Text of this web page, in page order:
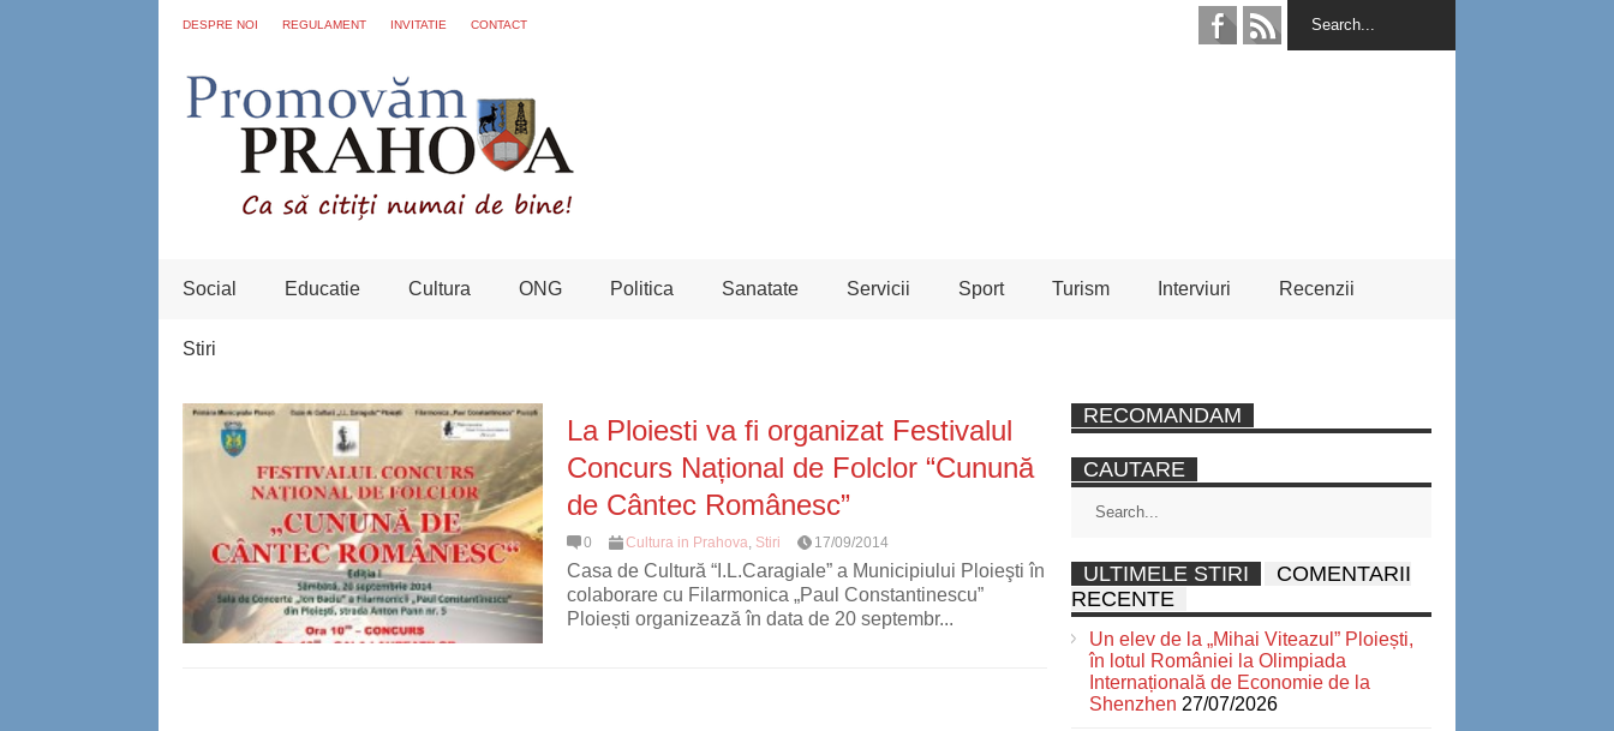
DESPRE NOI REGULAMENT INVITATIE CONTACT
Social Educatie Cultura ONG Politica Sanatate Servicii Sport Turism Interviuri Recenzii
Stiri
La Ploiesti va fi organizat Festivalul
Concurs Național de Folclor “Cunună
de Cântec Românesc”
0 Cultura in Prahova, Stiri 17/09/2014
Casa de Cultură “I.L.Caragiale” a Municipiului Ploieşti în
colaborare cu Filarmonica „Paul Constantinescu”
Ploiești organizează în data de 20 septembr...
RECOMANDAM
CAUTARE
ULTIMELE STIRI
COMENTARII
RECENTE
Un elev de la „Mihai Viteazul” Ploiești,
în lotul României la Olimpiada
Internațională de Economie de la
Shenzhen 27/07/2026